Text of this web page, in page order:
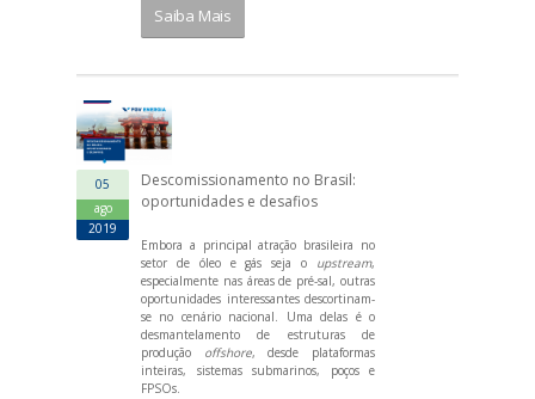
Saiba Mais
05
ago
2019
Descomissionamento no Brasil:
oportunidades e desafios
Embora a principal atração brasileira no
setor de óleo e gás seja o upstream,
especialmente nas áreas de pré-sal, outras
oportunidades interessantes descortinam-
se no cenário nacional. Uma delas é o
desmantelamento de estruturas de
produção offshore, desde plataformas
inteiras, sistemas submarinos, poços e
FPSOs.